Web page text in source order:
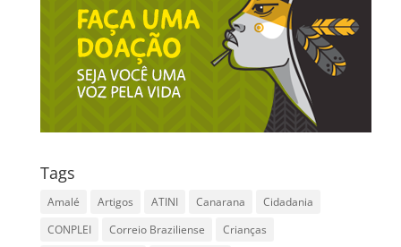
Tags
Amalé Artigos ATINI Canarana
Cidadania
CONPLEI
Correio Braziliense
Crianças